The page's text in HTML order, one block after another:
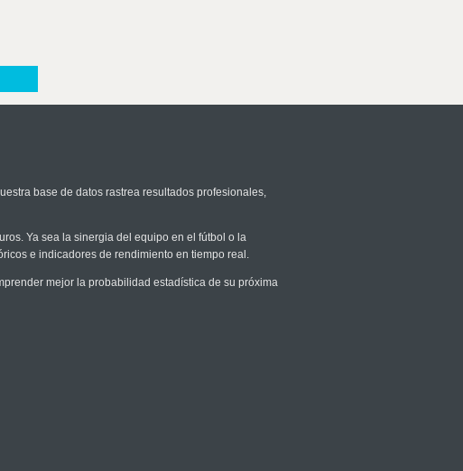
base de datos rastrea resultados profesionales,
Ya sea la sinergia del equipo en el fútbol o la
e indicadores de rendimiento en tiempo real.
mejor la probabilidad estadística de su próxima